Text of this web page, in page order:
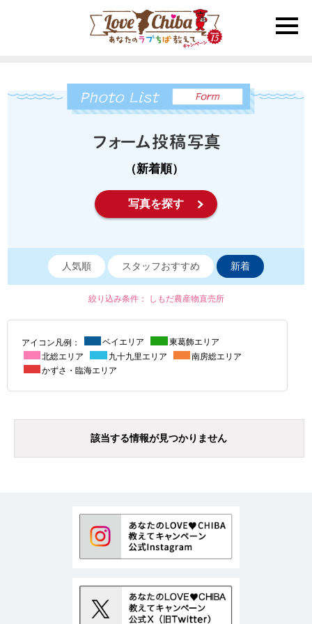
toggle
（新着順）
写真を探す
人気順 スタッフおすすめ 新着
絞り込み条件： しもだ農産物直売所
アイコン凡例： ベイエリア
東葛飾エリア
北総エリア
九十九里エリア
南房総エリア
かずさ・臨海エリア
該当する情報が見つかりません